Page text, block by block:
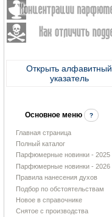
Открыть алфавитный
указатель
Основное меню ?
Главная страница
Полный каталог
Парфюмерные новинки - 2025
Парфюмерные новинки - 2026
Правила нанесения духов
Подбор по обстоятельствам
Новое в справочнике
Снятое с производства